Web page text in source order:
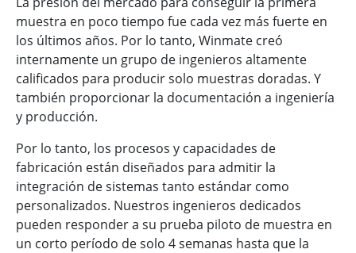
muestra en poco tiempo fue cada vez más fuerte en
los últimos años. Por lo tanto, Winmate creó
internamente un grupo de ingenieros altamente
calificados para producir solo muestras doradas. Y
también proporcionar la documentación a ingeniería
y producción.
Por lo tanto, los procesos y capacidades de
fabricación están diseñados para admitir la
integración de sistemas tanto estándar como
personalizados. Nuestros ingenieros dedicados
pueden responder a su prueba piloto de muestra en
un corto período de solo 4 semanas hasta que la